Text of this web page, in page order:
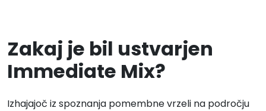
Zakaj je bil ustvarjen
Immediate Mix?
Izhajajoč iz spoznanja pomembne vrzeli na področju